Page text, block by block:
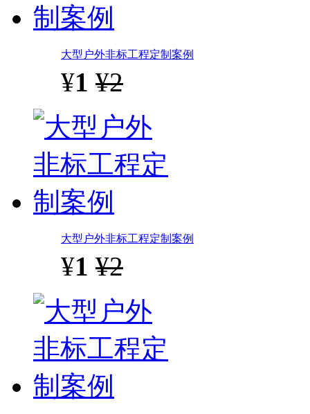
大型户外非标工程定制案例
¥1 ¥2
大型户外非标工程定制案例
¥1 ¥2